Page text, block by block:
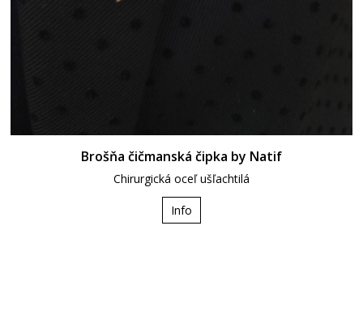
Brošňa čičmanská čipka by Natif
Chirurgická oceľ ušľachtilá
Info